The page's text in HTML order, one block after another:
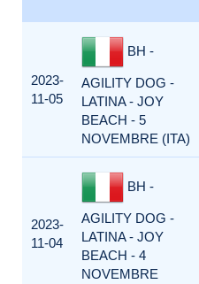
2023-
11-05
BH -
AGILITY DOG -
LATINA - JOY
BEACH - 5
NOVEMBRE (ITA)
2023-
11-04
BH -
AGILITY DOG -
LATINA - JOY
BEACH - 4
NOVEMBRE